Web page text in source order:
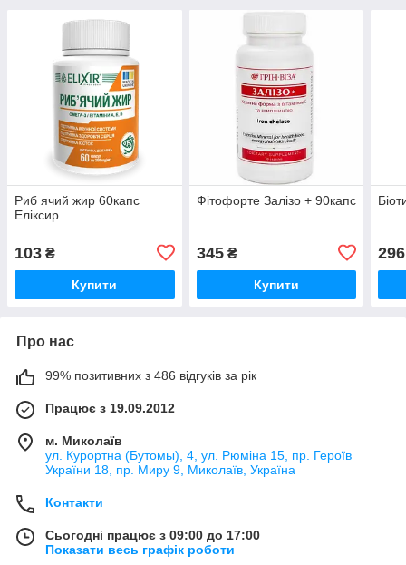
Риб ячий жир 60капс
Еліксир
103 ₴
Купити
Фітофорте Залізо + 90капс
345₴
Купити
296
Про нас
99% позитивних з 486 відгуків за рік
Працює з 19.09.2012
м. Миколаїв
ул. Курортна (Бутомы), 4, ул. Рюміна 15, пр. Героїв
України 18, пр. Миру 9, Миколаїв, Україна
Контакти
Сьогодні працює з 09:00 до 17:00
Показати весь графік роботи